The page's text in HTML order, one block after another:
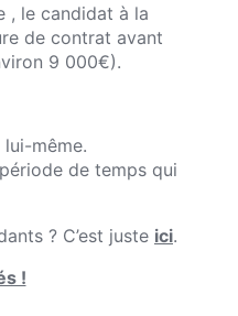
, le candidat à la
de contrat avant
9 000€).
même.
de temps qui
? C’est juste ici.
!